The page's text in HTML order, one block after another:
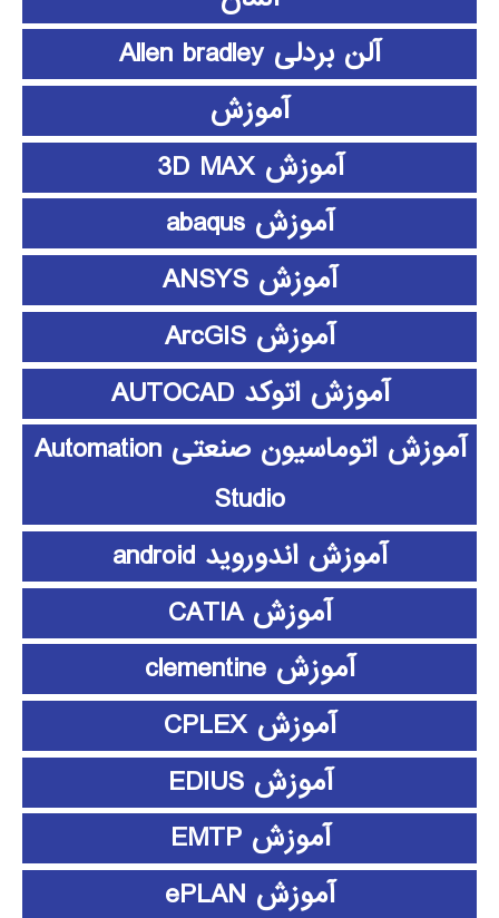
آلن بردلی Allen bradley
آموزش
آموزش 3D MAX
آموزش abaqus
آموزش ANSYS
آموزش ArcGIS
آموزش اتوکد AUTOCAD
آموزش اتوماسیون صنعتی Automation
Studio
آموزش اندوروید android
آموزش CATIA
آموزش clementine
آموزش CPLEX
آموزش EDIUS
آموزش EMTP
آموزش ePLAN